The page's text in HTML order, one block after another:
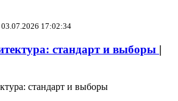
03.07.2026 17:02:34
стандарт и выборы |